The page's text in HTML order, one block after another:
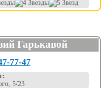
Гарькавой
77-47
5/23